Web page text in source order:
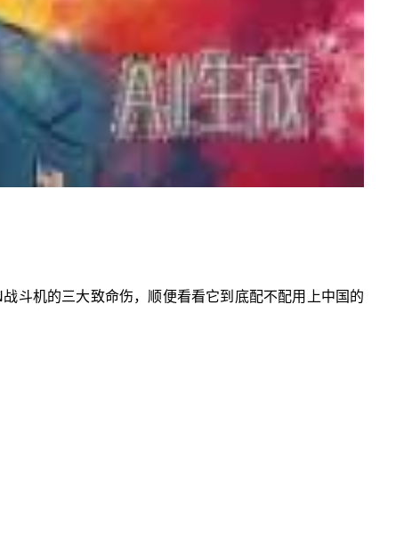
斗机的三大致命伤，顺便看看它到底配不配用上中国的